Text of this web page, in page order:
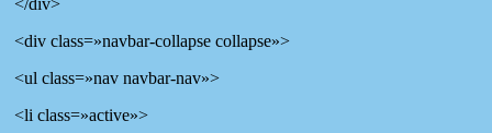
</div>
<div class=»navbar-collapse collapse»>
<ul class=»nav navbar-nav»>
<li class=»active»>